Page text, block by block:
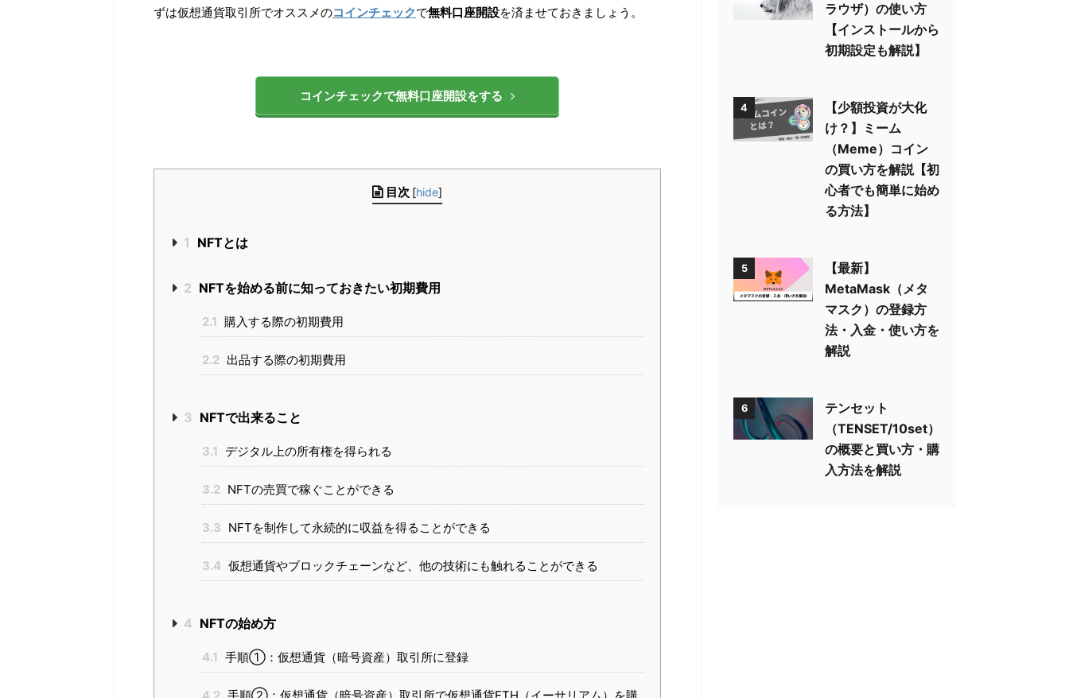
ずは仮想通貨取引所でオススメのコインチェックで無料口座開設を済ませておきましょう。
コインチェックで無料口座開設をする
目次 [hide]
1 NFTとは
2 NFTを始める前に知っておきたい初期費用
2.1 購入する際の初期費用
2.2 出品する際の初期費用
3 NFTで出来ること
3.1 デジタル上の所有権を得られる
3.2 NFTの売買で稼ぐことができる
3.3 NFTを制作して永続的に収益を得ることができる
3.4 仮想通貨やブロックチェーンなど、他の技術にも触れることができる
4 NFTの始め方
4.1 手順①：仮想通貨（暗号資産）取引所に登録
ラウザ）の使い方
【インストールから
初期設定も解説】
4
【少額投資が大化
け？】ミーム
（Meme）コイン
の買い方を解説【初
心者でも簡単に始め
る方法】
5
【最新】
MetaMask（メタ
マスク）の登録方
法・入金・使い方を
解説
6
テンセット
（TENSET/10set）
の概要と買い方・購
入方法を解説